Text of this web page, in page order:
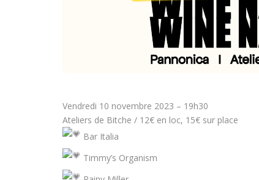
Vendredi 10 novembre 2023 – 19h30
Ateliers de Bitche / 12€ en loc, 15€ sur place
Bar Italia
Timmy’s Organism